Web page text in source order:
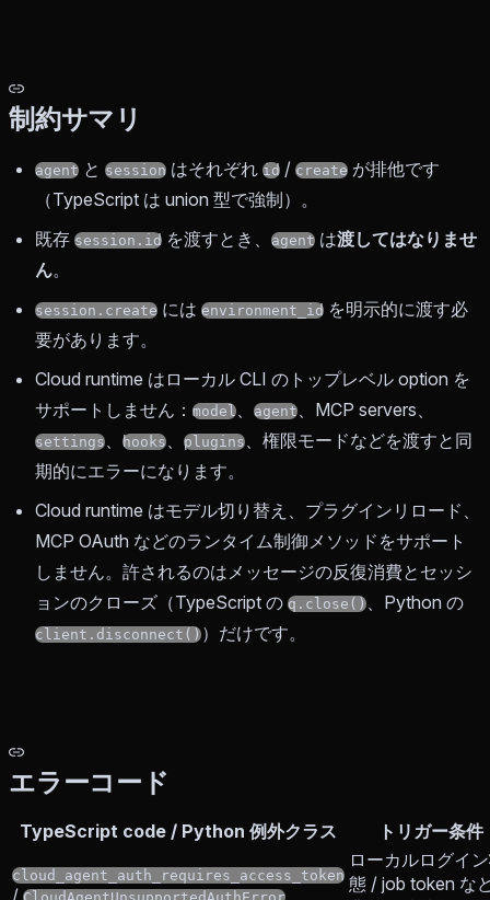
制約サマリ
agent と session はそれぞれ id / create が排他です
（TypeScript は union 型で強制）。
既存 session.id を渡すとき、 agent は渡してはなりませ
ん。
session.create には environment_id を明示的に渡す必
要があります。
Cloud runtime はローカル CLI のトップレベル option を
サポートしません： model、 agent、MCP servers、
settings、 hooks、 plugins、権限モードなどを渡すと同
期的にエラーになります。
Cloud runtime はモデル切り替え、プラグインリロード、
MCP OAuth などのランタイム制御メソッドをサポート
しません。許されるのはメッセージの反復消費とセッシ
ョンのクローズ（TypeScript の q.close()、Python の
client.disconnect()）だけです。
エラーコード
TypeScript code / Python 例外クラス トリガー条件
cloud_agent_auth_requires_access_token
ローカルログイ
態 / job token な